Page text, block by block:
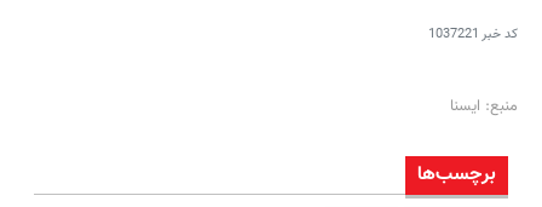
کد خبر 1037221
منبع: ایسنا
برچسب‌ها